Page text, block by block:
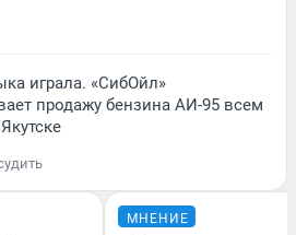
играла. «СибОйл»
продажу бензина АИ-95 всем
МНЕНИЕ